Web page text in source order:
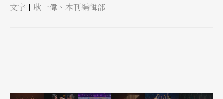
文字 | 耿一偉、本刊編輯部